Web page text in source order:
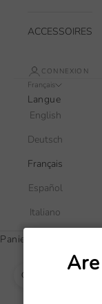
ACCESSOIRES
CONNEXION
Français
Langue
English
Deutsch
Français
Español
Italiano
Panier